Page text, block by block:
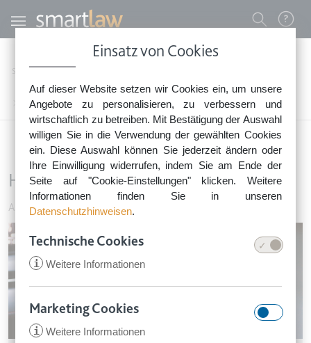
Einsatz von Cookies
Auf dieser Website setzen wir Cookies ein, um unsere
Angebote zu personalisieren, zu verbessern und
wirtschaftlich zu betreiben. Mit Bestätigung der Auswahl
willigen Sie in die Verwendung der gewählten Cookies
ein. Diese Auswahl können Sie jederzeit ändern oder
Ihre Einwilligung widerrufen, indem Sie am Ende der
Seite auf "Cookie-Einstellungen" klicken. Weitere
Informationen finden Sie in unseren
Datenschutzhinweisen.
Technische Cookies
i Weitere Informationen
Marketing Cookies
i Weitere Informationen
Direkt zum Inhalt
0800 - 268 4 268 (kostenfrei)
Sie erreichen unser Service-Team:
Montag bis Freitag: 8-18 Uhr
Keine Rechtsberatung.
Benutzermenü
Startseite
Härtere Strafen für Verkehrssünder
Härtere Strafen für Verkehrssünder
Auto & Verkehr • 22. Oktober 2017
Image